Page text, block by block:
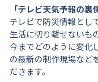
「テレビ天気予報の裏
テレビで防災情報とし
生活に切り離せないも
今までどのように変化
の最新の制作現場など
だきます。